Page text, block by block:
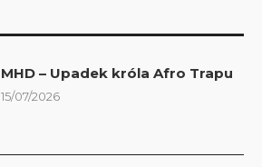
MHD – Upadek króla Afro Trapu
15/07/2026